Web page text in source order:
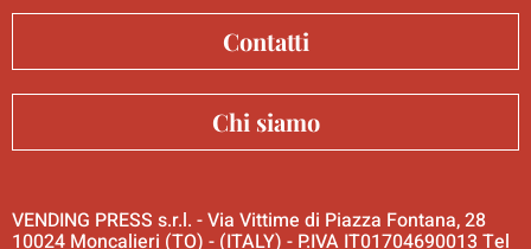
Contatti
Chi siamo
VENDING PRESS s.r.l. - Via Vittime di Piazza Fontana, 28
10024 Moncalieri (TO) - (ITALY) - P.IVA IT01704690013 Tel